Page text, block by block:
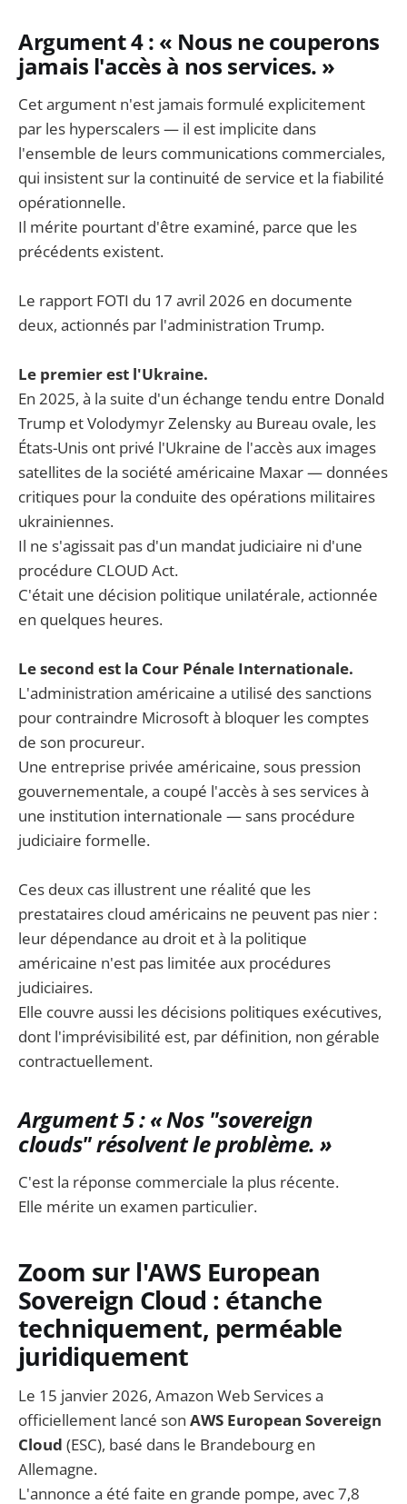
Argument 4 : « Nous ne couperons
jamais l'accès à nos services. »
Cet argument n'est jamais formulé explicitement
par les hyperscalers — il est implicite dans
l'ensemble de leurs communications commerciales,
qui insistent sur la continuité de service et la fiabilité
opérationnelle.
Il mérite pourtant d'être examiné, parce que les
précédents existent.
Le rapport FOTI du 17 avril 2026 en documente
deux, actionnés par l'administration Trump.
Le premier est l'Ukraine.
En 2025, à la suite d'un échange tendu entre Donald
Trump et Volodymyr Zelensky au Bureau ovale, les
États-Unis ont privé l'Ukraine de l'accès aux images
satellites de la société américaine Maxar — données
critiques pour la conduite des opérations militaires
ukrainiennes.
Il ne s'agissait pas d'un mandat judiciaire ni d'une
procédure CLOUD Act.
C'était une décision politique unilatérale, actionnée
en quelques heures.
Le second est la Cour Pénale Internationale.
L'administration américaine a utilisé des sanctions
pour contraindre Microsoft à bloquer les comptes
de son procureur.
Une entreprise privée américaine, sous pression
gouvernementale, a coupé l'accès à ses services à
une institution internationale — sans procédure
judiciaire formelle.
Ces deux cas illustrent une réalité que les
prestataires cloud américains ne peuvent pas nier :
leur dépendance au droit et à la politique
américaine n'est pas limitée aux procédures
judiciaires.
Elle couvre aussi les décisions politiques exécutives,
dont l'imprévisibilité est, par définition, non gérable
contractuellement.
Argument 5 : « Nos "sovereign
clouds" résolvent le problème. »
C'est la réponse commerciale la plus récente.
Elle mérite un examen particulier.
Zoom sur l'AWS European
Sovereign Cloud : étanche
techniquement, perméable
juridiquement
Le 15 janvier 2026, Amazon Web Services a
officiellement lancé son AWS European Sovereign
Cloud (ESC), basé dans le Brandebourg en
Allemagne.
L'annonce a été faite en grande pompe, avec 7,8